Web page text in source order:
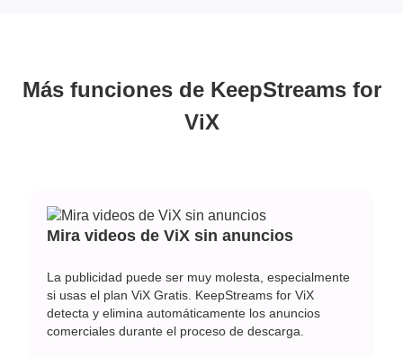
Más funciones de KeepStreams for
ViX
Mira videos de ViX sin anuncios
La publicidad puede ser muy molesta, especialmente
si usas el plan ViX Gratis. KeepStreams for ViX
detecta y elimina automáticamente los anuncios
comerciales durante el proceso de descarga.